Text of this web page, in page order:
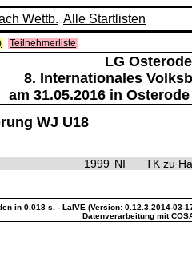
Wettb. Alle Startlisten
Teilnehmerliste
LG Osterode
8. Internationales
am 31.05.2016 in
WJ U18
1999 NI TK zu
in 0.018 s. - LaIVE (Version: 0.12.3.2014-03-
Datenverarbeitung mit